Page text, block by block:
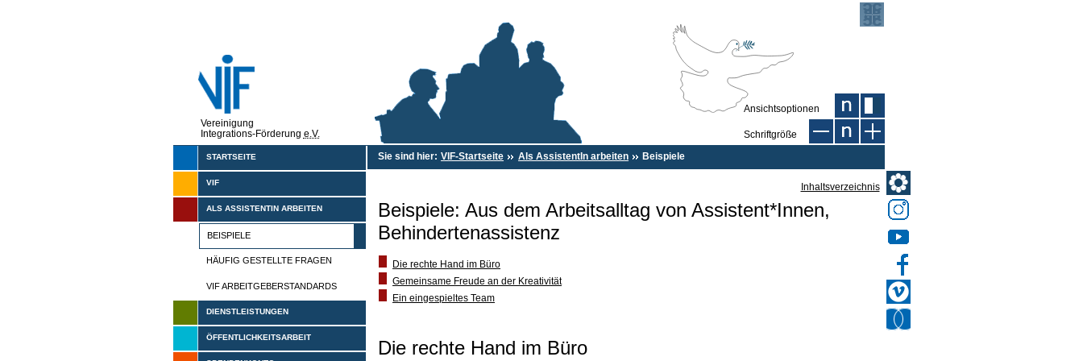
Vereinigung
Integrations-Förderung e.V.
Ansichtsoptionen
Schriftgröße
STARTSEITE
VIF
ALS ASSISTENTIN ARBEITEN
BEISPIELE
HÄUFIG GESTELLTE FRAGEN
VIF ARBEITGEBERSTANDARDS
DIENSTLEISTUNGEN
ÖFFENTLICHKEITSARBEIT
Sie sind hier: VIF-Startseite Als AssistentIn arbeiten Beispiele
Inhaltsverzeichnis
Beispiele: Aus dem Arbeitsalltag von Assistent*Innen,
Behindertenassistenz
Die rechte Hand im Büro
Gemeinsame Freude an der Kreativität
Ein eingespieltes Team
Die rechte Hand im Büro